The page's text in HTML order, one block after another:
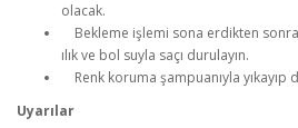
olacak.
Bekleme işlemi sona erdikten
ılık ve bol suyla saçı durulayın.
Renk koruma şampuanıyla yıkayıp
Uyarılar